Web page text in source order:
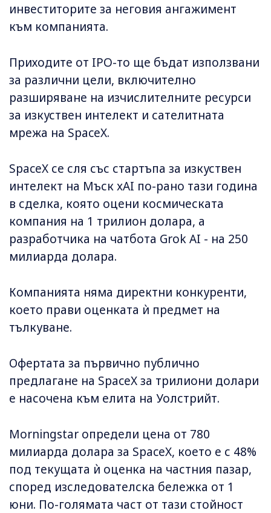
инвеститорите за неговия ангажимент
към компанията.
Приходите от IPO-то ще бъдат използвани
за различни цели, включително
разширяване на изчислителните ресурси
за изкуствен интелект и сателитната
мрежа на SpaceX.
SpaceX се сля със стартъпа за изкуствен
интелект на Мъск xAI по-рано тази година
в сделка, която оцени космическата
компания на 1 трилион долара, а
разработчика на чатбота Grok AI - на 250
милиарда долара.
Компанията няма директни конкуренти,
което прави оценката ѝ предмет на
тълкуване.
Офертата за първично публично
предлагане на SpaceX за трилиони долари
е насочена към елита на Уолстрийт.
Morningstar определи цена от 780
милиарда долара за SpaceX, което е с 48%
под текущата ѝ оценка на частния пазар,
според изследователска бележка от 1
юни. По-голямата част от тази стойност